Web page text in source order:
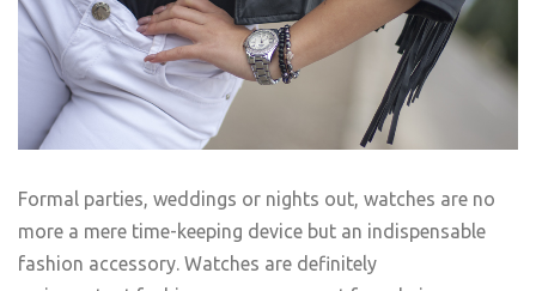
Formal parties, weddings or nights out, watches are no
more a mere time-keeping device but an indispensable
fashion accessory. Watches are definitely